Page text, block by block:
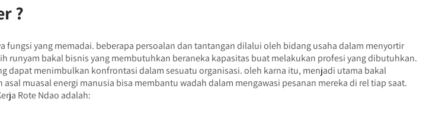
?
yang memadai. beberapa persoalan dan tantangan dilalui oleh bidang usaha dalam menyortir
bakal bisnis yang membutuhkan beraneka kapasitas buat melakukan profesi yang dibutuhkan.
dapat menimbulkan konfrontasi dalam sesuatu organisasi. oleh karna itu, menjadi utama bakal
muasal energi manusia bisa membantu wadah dalam mengawasi pesanan mereka di rel tiap saat.
Rote Ndao adalah: